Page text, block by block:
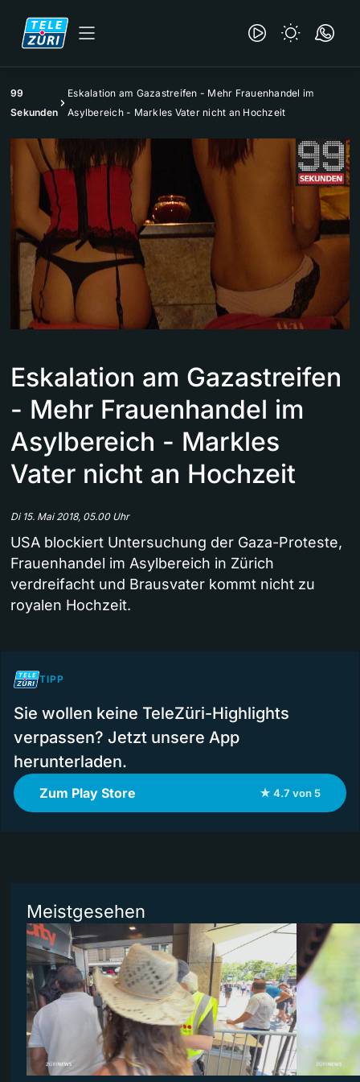
99
Sekunden
Eskalation am Gazastreifen - Mehr Frauenhandel im
Asylbereich - Markles Vater nicht an Hochzeit
Eskalation am Gazastreifen
- Mehr Frauenhandel im
Asylbereich - Markles
Vater nicht an Hochzeit
Di 15. Mai 2018, 05.00 Uhr
USA blockiert Untersuchung der Gaza-Proteste,
Frauenhandel im Asylbereich in Zürich
verdreifacht und Brausvater kommt nicht zu
royalen Hochzeit.
TIPP
Sie wollen keine TeleZüri-Highlights
verpassen? Jetzt unsere App
herunterladen.
Zum Play Store ★ 4.7 von 5
Meistgesehen